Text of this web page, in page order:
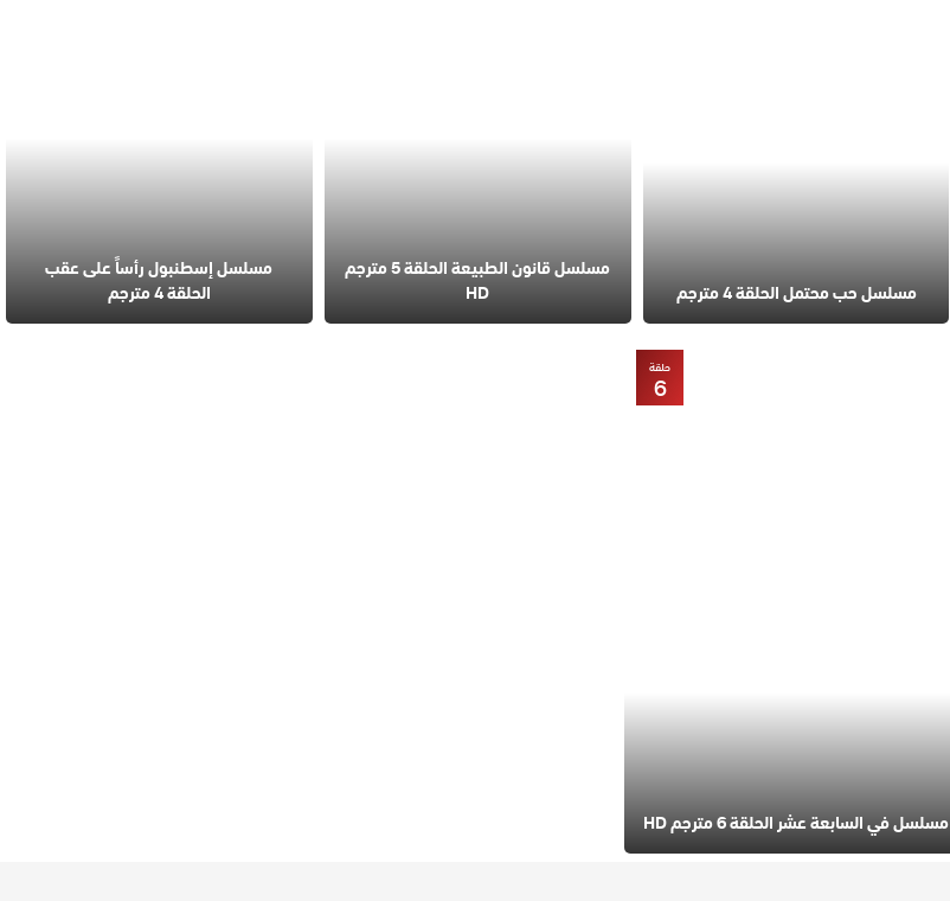
مسلسل حب محتمل الحلقة 4 مترجم
مسلسل قانون الطبيعة الحلقة 5 مترجم
HD
مسلسل إسطنبول رأساً على عقب
الحلقة 4 مترجم
مسلسل في السابعة عشر الحلقة 6 مترجم HD
حلقة
6